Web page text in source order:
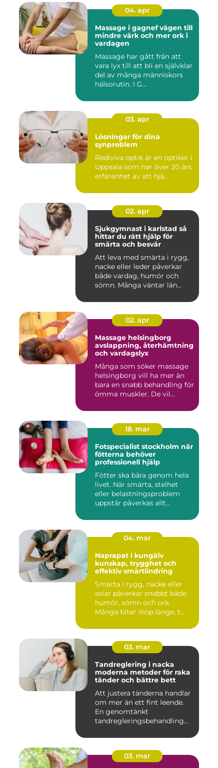
04. apr
Massage i gagnef vägen till
mindre värk och mer ork i
vardagen
Massage har gått från att
vara lyx till att bli en självklar
del av många människors
hälsorutin. I G...
03. apr
Lösningar för dina
synproblem
Rediviva optik är en optiker i
Uppsala som har över 20 års
erfarenhet av att hjä...
02. apr
Sjukgymnast i karlstad så
hittar du rätt hjälp för
smärta och besvär
Att leva med smärta i rygg,
nacke eller leder påverkar
både vardag, humör och
sömn. Många väntar län...
02. apr
Massage helsingborg
avslappning, återhämtning
och vardagslyx
Många som söker massage
helsingborg vill ha mer än
bara en snabb behandling för
ömma muskler. De vil...
18. mar
Fotspecialist stockholm när
fötterna behöver
professionell hjälp
Fötter ska bära genom hela
livet. När smärta, stelhet
eller belastningsproblem
uppstår påverkas allt...
04. mar
Naprapat i kungälv
kunskap, trygghet och
effektiv smärtlindring
Smärta i rygg, nacke eller
axlar påverkar snabbt både
humör, sömn och ork.
Många biter ihop länge, t...
03. mar
Tandreglering i nacka
moderna metoder för raka
tänder och bättre bett
Att justera tänderna handlar
om mer än ett fint leende.
En genomtänkt
tandregleringsbehandling
03. mar